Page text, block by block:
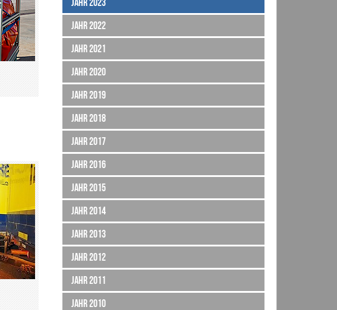
Jahr 2023
Jahr 2022
Jahr 2021
Jahr 2020
Jahr 2019
Jahr 2018
Jahr 2017
Jahr 2016
Jahr 2015
Jahr 2014
Jahr 2013
Jahr 2012
Jahr 2011
Jahr 2010